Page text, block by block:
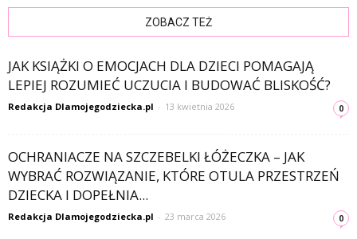
ZOBACZ TEŻ
JAK KSIĄŻKI O EMOCJACH DLA DZIECI POMAGAJĄ
LEPIEJ ROZUMIEĆ UCZUCIA I BUDOWAĆ BLISKOŚĆ?
Redakcja Dlamojegodziecka.pl - 13 kwietnia 2026 0
OCHRANIACZE NA SZCZEBELKI ŁÓŻECZKA – JAK
WYBRAĆ ROZWIĄZANIE, KTÓRE OTULA PRZESTRZEŃ
DZIECKA I DOPEŁNIA...
Redakcja Dlamojegodziecka.pl - 23 marca 2026 0